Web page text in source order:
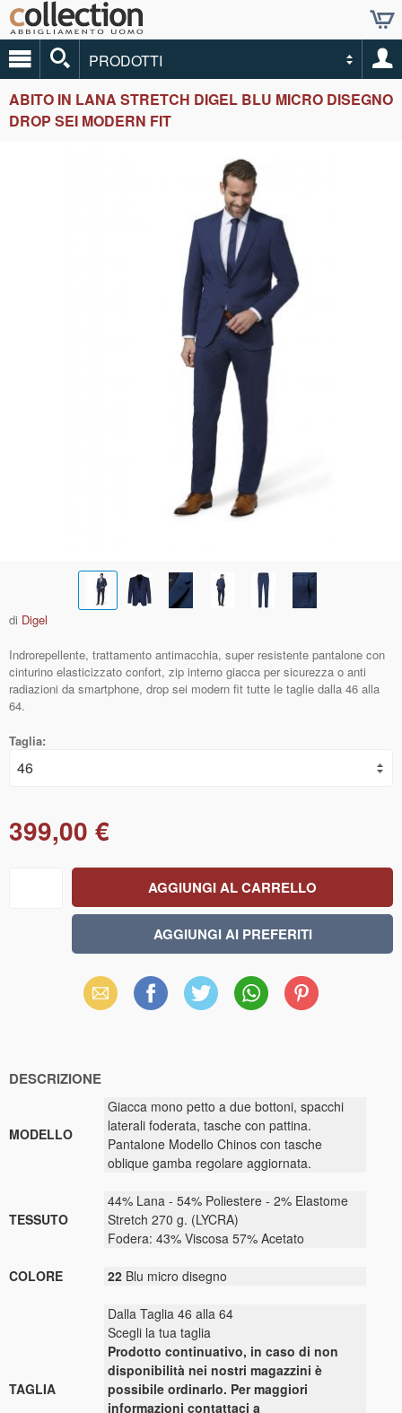
PRODOTTI
ABITO IN LANA STRETCH DIGEL BLU MICRO DISEGNO
DROP SEI MODERN FIT
di Digel
Indrorepellente, trattamento antimacchia, super resistente pantalone con
cinturino elasticizzato confort, zip interno giacca per sicurezza o anti
radiazioni da smartphone, drop sei modern fit tutte le taglie dalla 46 alla
64.
Taglia:
399,00 €
Email Facebook X WhatsAppPinterest
DESCRIZIONE
MODELLO
Giacca mono petto a due bottoni, spacchi
laterali foderata, tasche con pattina.
Pantalone Modello Chinos con tasche
oblique gamba regolare aggiornata.
TESSUTO
44% Lana - 54% Poliestere - 2% Elastome
Stretch 270 g. (LYCRA)
Fodera: 43% Viscosa 57% Acetato
COLORE 22 Blu micro disegno
TAGLIA
Dalla Taglia 46 alla 64
Scegli la tua taglia
Prodotto continuativo, in caso di non
disponibilità nei nostri magazzini è
possibile ordinarlo. Per maggiori
informazioni contattaci a